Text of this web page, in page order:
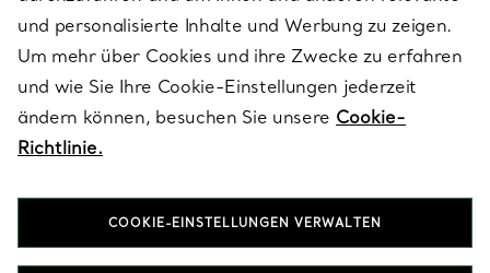
RECHTLICHE HINWEISE
FOLGEN SIE UNS
und personalisierte Inhalte und Werbung zu zeigen.
Um mehr über Cookies und ihre Zwecke zu erfahren
und wie Sie Ihre Cookie-Einstellungen jederzeit
ändern können, besuchen Sie unsere Cookie-
Richtlinie.
COOKIE-EINSTELLUNGEN VERWALTEN